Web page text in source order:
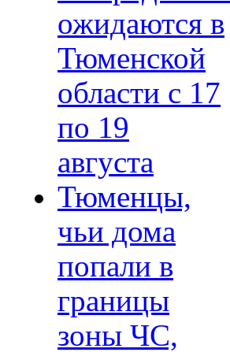
ожидаются в
Тюменской
области с 17
по 19
августа
Тюменцы,
чьи дома
попали в
границы
зоны ЧС,